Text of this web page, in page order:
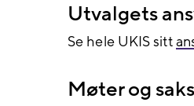
Utvalgets
Se hele UKIS sitt
Møter og